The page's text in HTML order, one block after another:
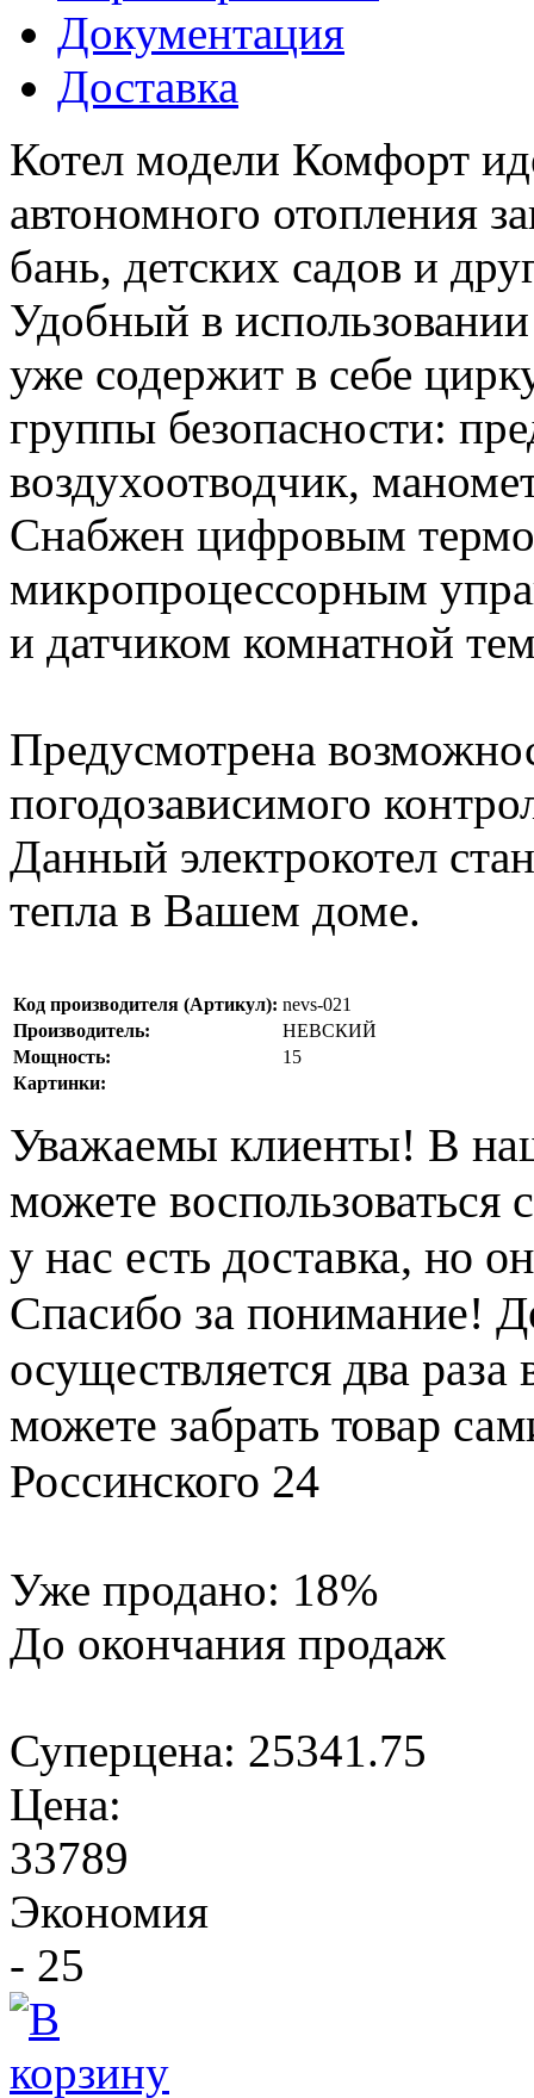
Документация
Доставка
Котел модели Комфорт
автономного отопления
бань, детских садов и
Удобный в
уже содержит в себе
группы безопасности:
воздухоотводчик,
Снабжен цифровым
микропроцессорным
и датчиком комнатной
Предусмотрена
погодозависимого
Данный электрокотел
тепла в Вашем доме.
Код производителя (Артикул): nevs-021
Производитель:
НЕВСКИЙ
Мощность:
15
Картинки:
Уважаемы клиенты! В
можете воспользоваться
у нас есть доставка, но
Спасибо за понимание!
осуществляется два
можете забрать товар
Россинского 24
Уже продано: 18%
До окончания продаж
Суперцена: 25341.75
Цена:
33789
Экономия
- 25